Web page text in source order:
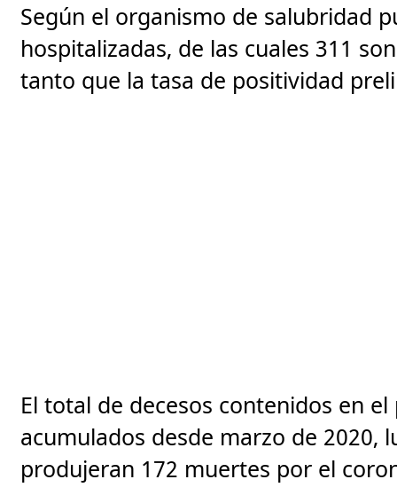
Según el organismo de salubridad
hospitalizadas, de las cuales 311
tanto que la tasa de positividad
El total de decesos contenidos en
acumulados desde marzo de 2020,
produjeran 172 muertes por el